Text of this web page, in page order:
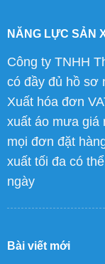
NĂNG LỰC SẢN
Công ty TNHH
có đầy đủ hồ sơ
Xuất hóa đơn
xuất áo mưa giá
mọi đơn đặt
xuất tối đa có
ngày
Bài viết mới